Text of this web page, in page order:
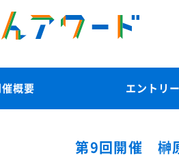
催概要 エントリー
第9回開催 榊